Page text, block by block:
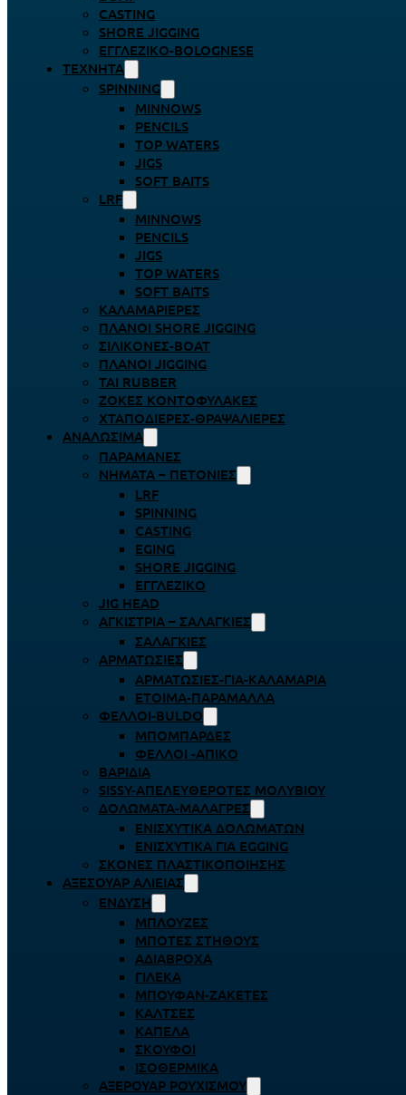
CASTING
SHORE JIGGING
ΕΓΓΛΈΖΙΚΟ-BOLOGNESE
ΤΕΧΝΗΤΆ
SPINNING
MINNOWS
PENCILS
TOP WATERS
JIGS
SOFT BAITS
LRF
MINNOWS
PENCILS
JIGS
TOP WATERS
SOFT BAITS
ΚΑΛΑΜΑΡΙΈΡΕΣ
ΠΛΆΝΟΙ SHORE JIGGING
ΣΙΛΙΚΌΝΕΣ-BOAT
ΠΛΆΝΟΙ JIGGING
TAI RUBBER
ΖΌΚΕΣ ΚΟΝΤΟΦΎΛΑΚΕΣ
ΧΤΑΠΟΔΙΈΡΕΣ-ΘΡΑΨΑΛΙΈΡΕΣ
ΑΝΑΛΏΣΙΜΑ
ΠΑΡΑΜΆΝΕΣ
ΝΉΜΑΤΑ – ΠΕΤΟΝΙΈΣ
LRF
SPINNING
CASTING
EGING
SHORE JIGGING
ΕΓΓΛΈΖΙΚΟ
JIG HEAD
ΑΓΚΊΣΤΡΙΑ – ΣΑΛΑΓΚΙΈΣ
ΣΑΛΑΓΚΙΈΣ
ΑΡΜΑΤΩΣΙΈΣ
ΑΡΜΑΤΩΣΙΈΣ-ΓΙΑ-ΚΑΛΑΜΆΡΙΑ
ΈΤΟΙΜΑ-ΠΑΡΆΜΑΛΛΑ
ΦΕΛΛΟΊ-BULDO
ΜΠΟΜΠΆΡΔΕΣ
ΦΕΛΛΟΊ -ΑΠΊΚΟ
ΒΑΡΊΔΙΑ
SISSY-ΑΠΕΛΕΥΘΕΡΟΤΈΣ ΜΟΛΥΒΙΟΎ
ΔΟΛΏΜΑΤΑ-ΜΑΛΆΓΡΕΣ
ΕΝΙΣΧΥΤΙΚΆ ΔΟΛΩΜΆΤΩΝ
ΕΝΙΣΧΥΤΙΚΆ ΓΙΑ EGGING
ΣΚΌΝΕΣ ΠΛΑΣΤΙΚΟΠΟΊΗΣΗΣ
ΑΞΕΣΟΥΆΡ ΑΛΙΕΊΑΣ
ΈΝΔΥΣΗ
ΜΠΛΟΎΖΕΣ
ΜΠΌΤΕΣ ΣΤΉΘΟΥΣ
ΑΔΙΆΒΡΟΧΑ
ΓΙΛΈΚΑ
ΜΠΟΥΦΆΝ-ΖΑΚΈΤΕΣ
ΚΆΛΤΣΕΣ
ΚΑΠΈΛΑ
ΣΚΟΎΦΟΙ
ΙΣΟΘΕΡΜΙΚΆ
ΑΞΕΡΟΥΆΡ ΡΟΥΧΙΣΜΟΎ